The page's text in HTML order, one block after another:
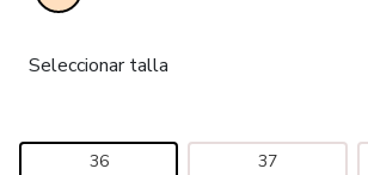
Seleccionar talla
36 37